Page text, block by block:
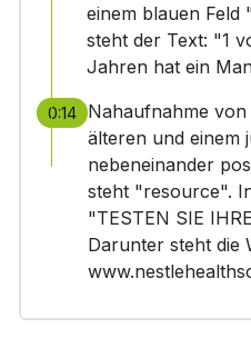
einem blauen Feld
steht der Text: "1
Jahren hat ein
0:14 Nahaufnahme von
älteren und einem
nebeneinander
steht "resource".
"TESTEN SIE
Darunter steht die